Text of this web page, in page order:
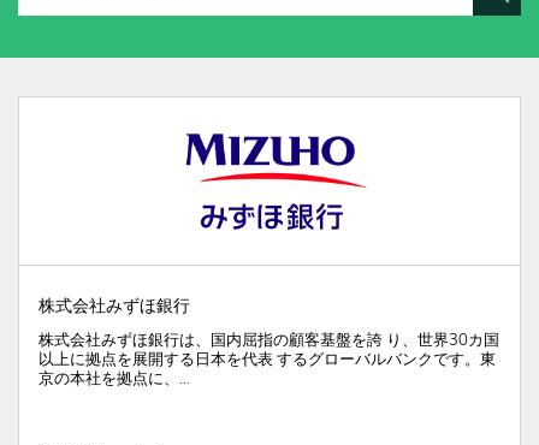
株式会社みずほ銀行
株式会社みずほ銀行は、国内屈指の顧客基盤を誇 り、世界30カ国
以上に拠点を展開する日本を代表 するグローバルバンクです。東
京の本社を拠点に、...